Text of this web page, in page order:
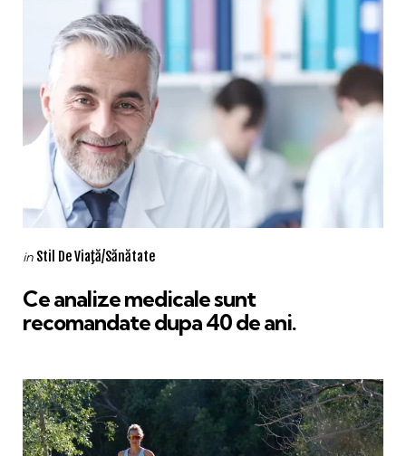
Categories
Posted
in Stil De Viaţă/Sănătate
Ce analize medicale sunt
recomandate dupa 40 de ani.